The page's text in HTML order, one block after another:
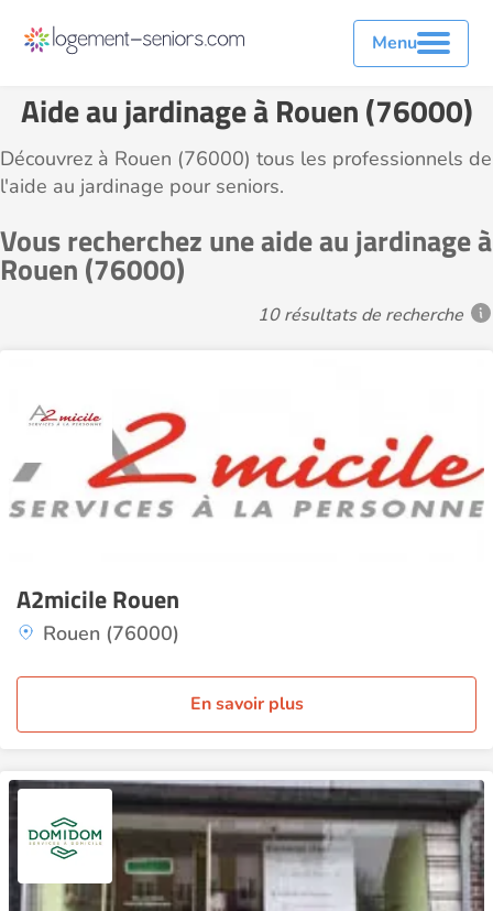
Menu
Aide au jardinage à Rouen (76000)
Découvrez à Rouen (76000) tous les professionnels de
l'aide au jardinage pour seniors.
Vous recherchez une aide au jardinage à
Rouen (76000)
10 résultats de recherche
A2micile Rouen
Rouen (76000)
En savoir plus